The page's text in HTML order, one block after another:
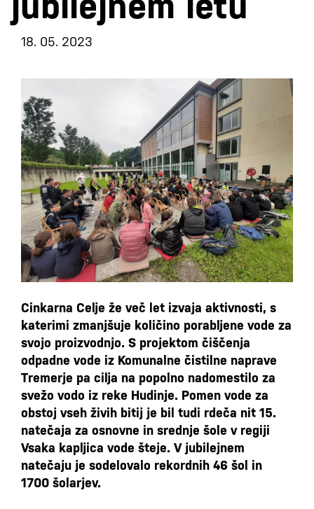
18. 05. 2023
Cinkarna Celje že več let izvaja aktivnosti, s
katerimi zmanjšuje količino porabljene vode za
svojo proizvodnjo. S projektom čiščenja
odpadne vode iz Komunalne čistilne naprave
Tremerje pa cilja na popolno nadomestilo za
svežo vodo iz reke Hudinje. Pomen vode za
obstoj vseh živih bitij je bil tudi rdeča nit 15.
natečaja za osnovne in srednje šole v regiji
Vsaka kapljica vode šteje. V jubilejnem
natečaju je sodelovalo rekordnih 46 šol in
1700 šolarjev.